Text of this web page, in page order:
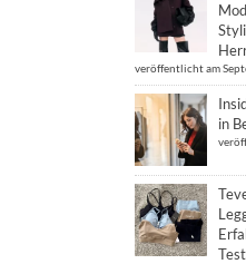
veröffentlicht am
in